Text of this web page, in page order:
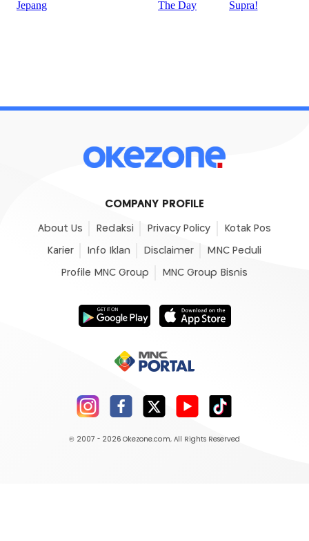
COMPANY PROFILE
About Us Redaksi Privacy Policy Kotak Pos
Karier Info Iklan Disclaimer MNC Peduli
Profile MNC Group MNC Group Bisnis
© 2007 - 2026 Okezone.com, All Rights Reserved